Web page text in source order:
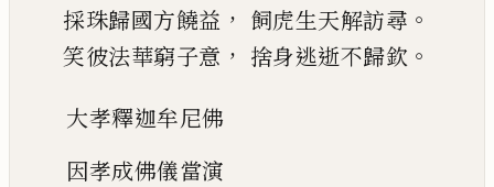
採珠歸國方饒益 ， 飼虎生天解訪尋 。
笑彼法華窮子意 ， 捨身逃逝不歸欽 。
大孝釋迦牟尼佛
因孝成佛儀當演